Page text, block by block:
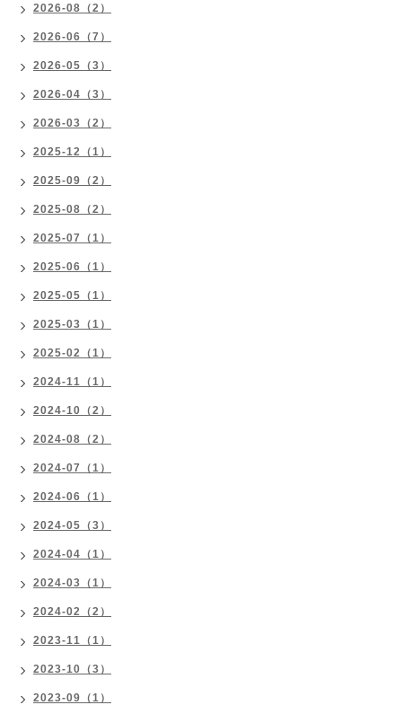
2026-08（2）
2026-06（7）
2026-05（3）
2026-04（3）
2026-03（2）
2025-12（1）
2025-09（2）
2025-08（2）
2025-07（1）
2025-06（1）
2025-05（1）
2025-03（1）
2025-02（1）
2024-11（1）
2024-10（2）
2024-08（2）
2024-07（1）
2024-06（1）
2024-05（3）
2024-04（1）
2024-03（1）
2024-02（2）
2023-11（1）
2023-10（3）
2023-09（1）